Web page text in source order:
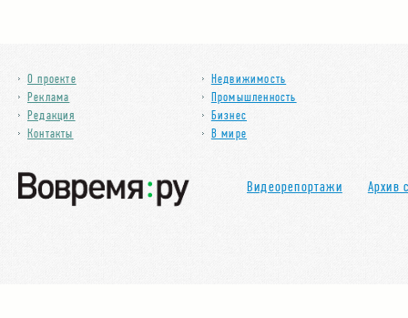
О проекте
Реклама
Редакция
Контакты
Недвижимость
Промышленность
Бизнес
В мире
Видеорепортажи Архив